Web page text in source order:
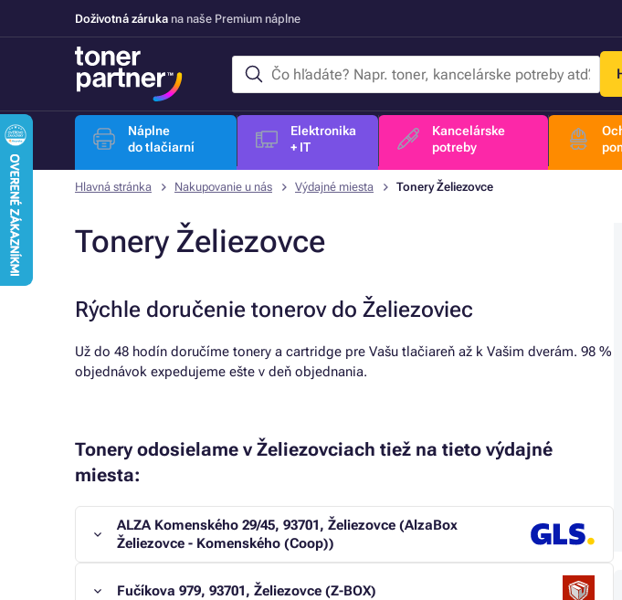
Doživotná záruka na naše Premium náplne
Náplne
do tlačiarní
Elektronika
+ IT
Kancelárske
potreby
Hlavná stránka Nakupovanie u nás Výdajné miesta Tonery Želiezovce
Tonery Želiezovce
Rýchle doručenie tonerov do Želiezoviec
Už do 48 hodín doručíme tonery a cartridge pre Vašu tlačiareň až k Vašim dverám. 98 %
objednávok expedujeme ešte v deň objednania.
Tonery odosielame v Želiezovciach tiež na tieto výdajné
miesta:
ALZA Komenského 29/45, 93701, Želiezovce (AlzaBox
Želiezovce - Komenského (Coop))
Fučíkova 979, 93701, Želiezovce (Z-BOX)